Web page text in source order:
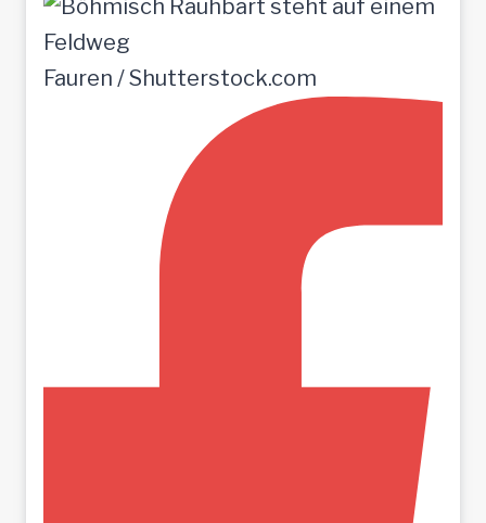
Fauren / Shutterstock.com